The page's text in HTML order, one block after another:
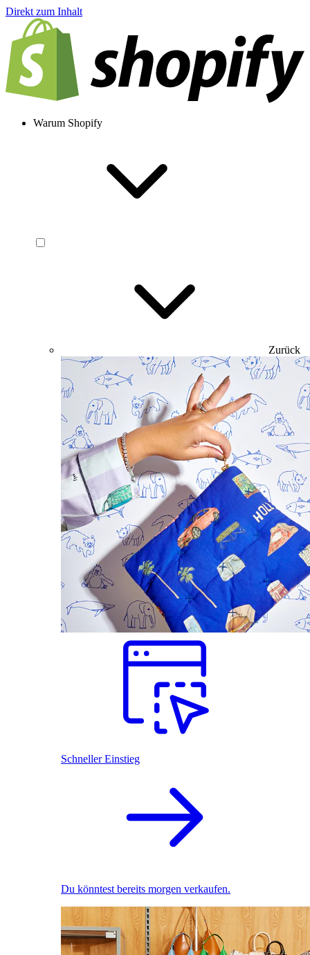
Direkt zum Inhalt
Warum Shopify
Zurück
Schneller Einstieg
Du könntest bereits morgen verkaufen.